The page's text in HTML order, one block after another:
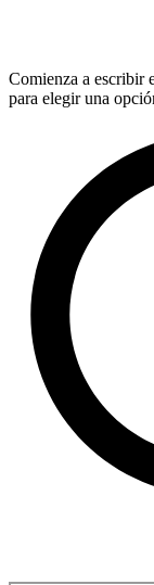
Comienza a escribir
para elegir una